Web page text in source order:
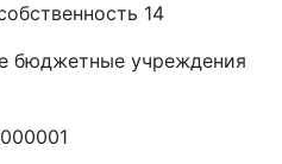
14
бюджетные учреждения